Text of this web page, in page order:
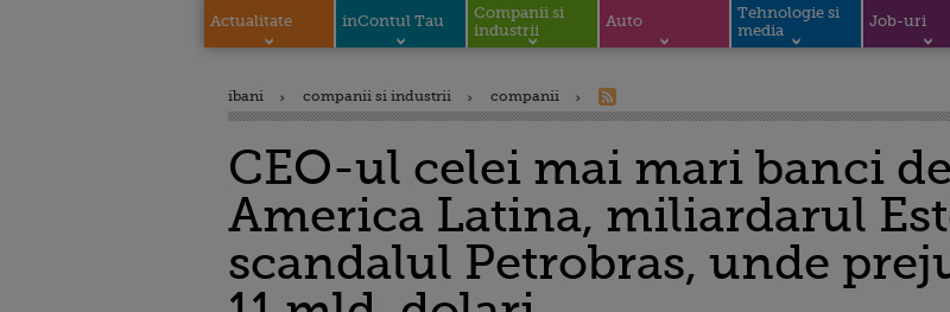
Actualitate inContul Tau
Companii si
industrii
Auto
Tehnologie si
media
Job-uri
ibani companii si industrii companii
CEO-ul celei mai mari banci
America Latina, miliardarul
scandalul Petrobras, unde